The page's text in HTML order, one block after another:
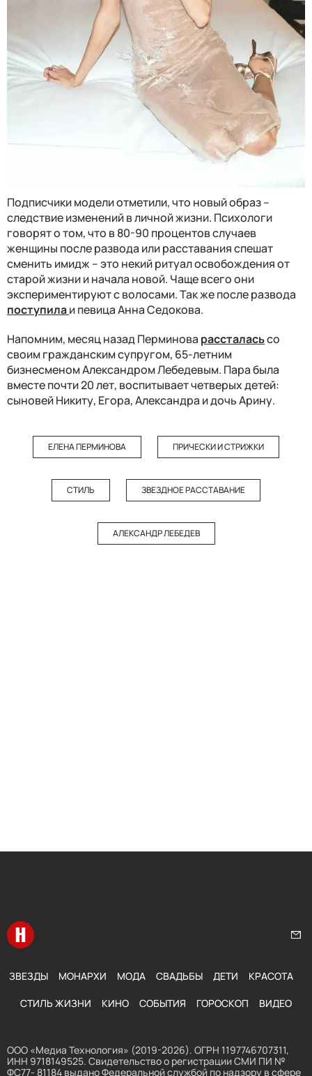
Подписчики модели отметили, что новый образ –
следствие изменений в личной жизни. Психологи
говорят о том, что в 80-90 процентов случаев
женщины после развода или расставания спешат
сменить имидж – это некий ритуал освобождения от
старой жизни и начала новой. Чаще всего они
экспериментируют с волосами. Так же после развода
поступилаи певица Анна Седокова.
Напомним, месяц назад Перминова рассталасьсо
своим гражданским супругом, 65-летним
бизнесменом Александром Лебедевым. Пара была
вместе почти 20 лет, воспитывает четверых детей:
сыновей Никиту, Егора, Александра и дочь Арину.
ЕЛЕНА ПЕРМИНОВА ПРИЧЕСКИ И СТРИЖКИ
СТИЛЬ ЗВЕЗДНОЕ РАССТАВАНИЕ
АЛЕКСАНДР ЛЕБЕДЕВ
Перейти на главную
ЗВЕЗДЫ МОНАРХИ МОДА СВАДЬБЫ ДЕТИ КРАСОТА
СТИЛЬ ЖИЗНИ КИНО СОБЫТИЯ ГОРОСКОП ВИДЕО
ООО «Медиа Технология» (2019-2026). ОГРН 1197746707311,
ИНН 9718149525. Свидетельство о регистрации СМИ ПИ №
ФС77- 81184 выдано Федеральной службой по надзору в сфере